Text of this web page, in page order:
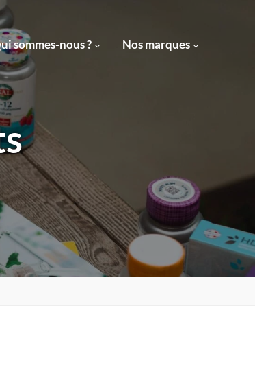
sommes-nous ? Nos marques